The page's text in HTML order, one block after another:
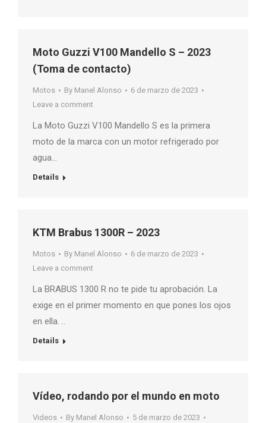
Moto Guzzi V100 Mandello S – 2023
(Toma de contacto)
Motos By Manel Alonso
6 de marzo de 2023
Leave a comment
La Moto Guzzi V100 Mandello S es la primera
moto de la marca con un motor refrigerado por
agua…
Details
KTM Brabus 1300R – 2023
Motos By Manel Alonso
6 de marzo de 2023
Leave a comment
La BRABUS 1300 R no te pide tu aprobación. La
exige en el primer momento en que pones los ojos
en ella. ..
Details
Vídeo, rodando por el mundo en moto
Videos By Manel Alonso
5 de marzo de 2023